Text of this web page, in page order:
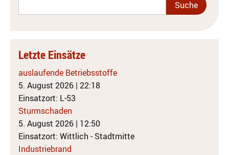
Letzte Einsätze
auslaufende Betriebsstoffe
5. August 2026 | 22:18
Einsatzort: L-53
Sturmschaden
5. August 2026 | 12:50
Einsatzort: Wittlich - Stadtmitte
Industriebrand